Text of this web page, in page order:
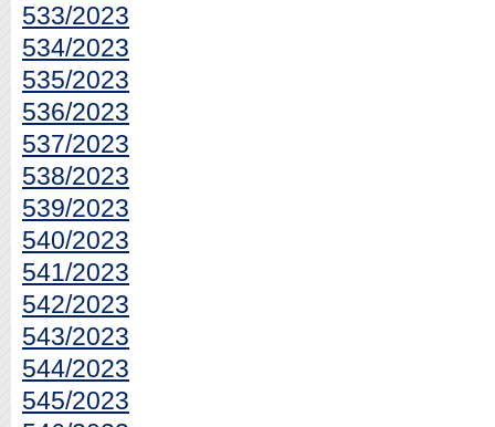
533/2023
534/2023
535/2023
536/2023
537/2023
538/2023
539/2023
540/2023
541/2023
542/2023
543/2023
544/2023
545/2023